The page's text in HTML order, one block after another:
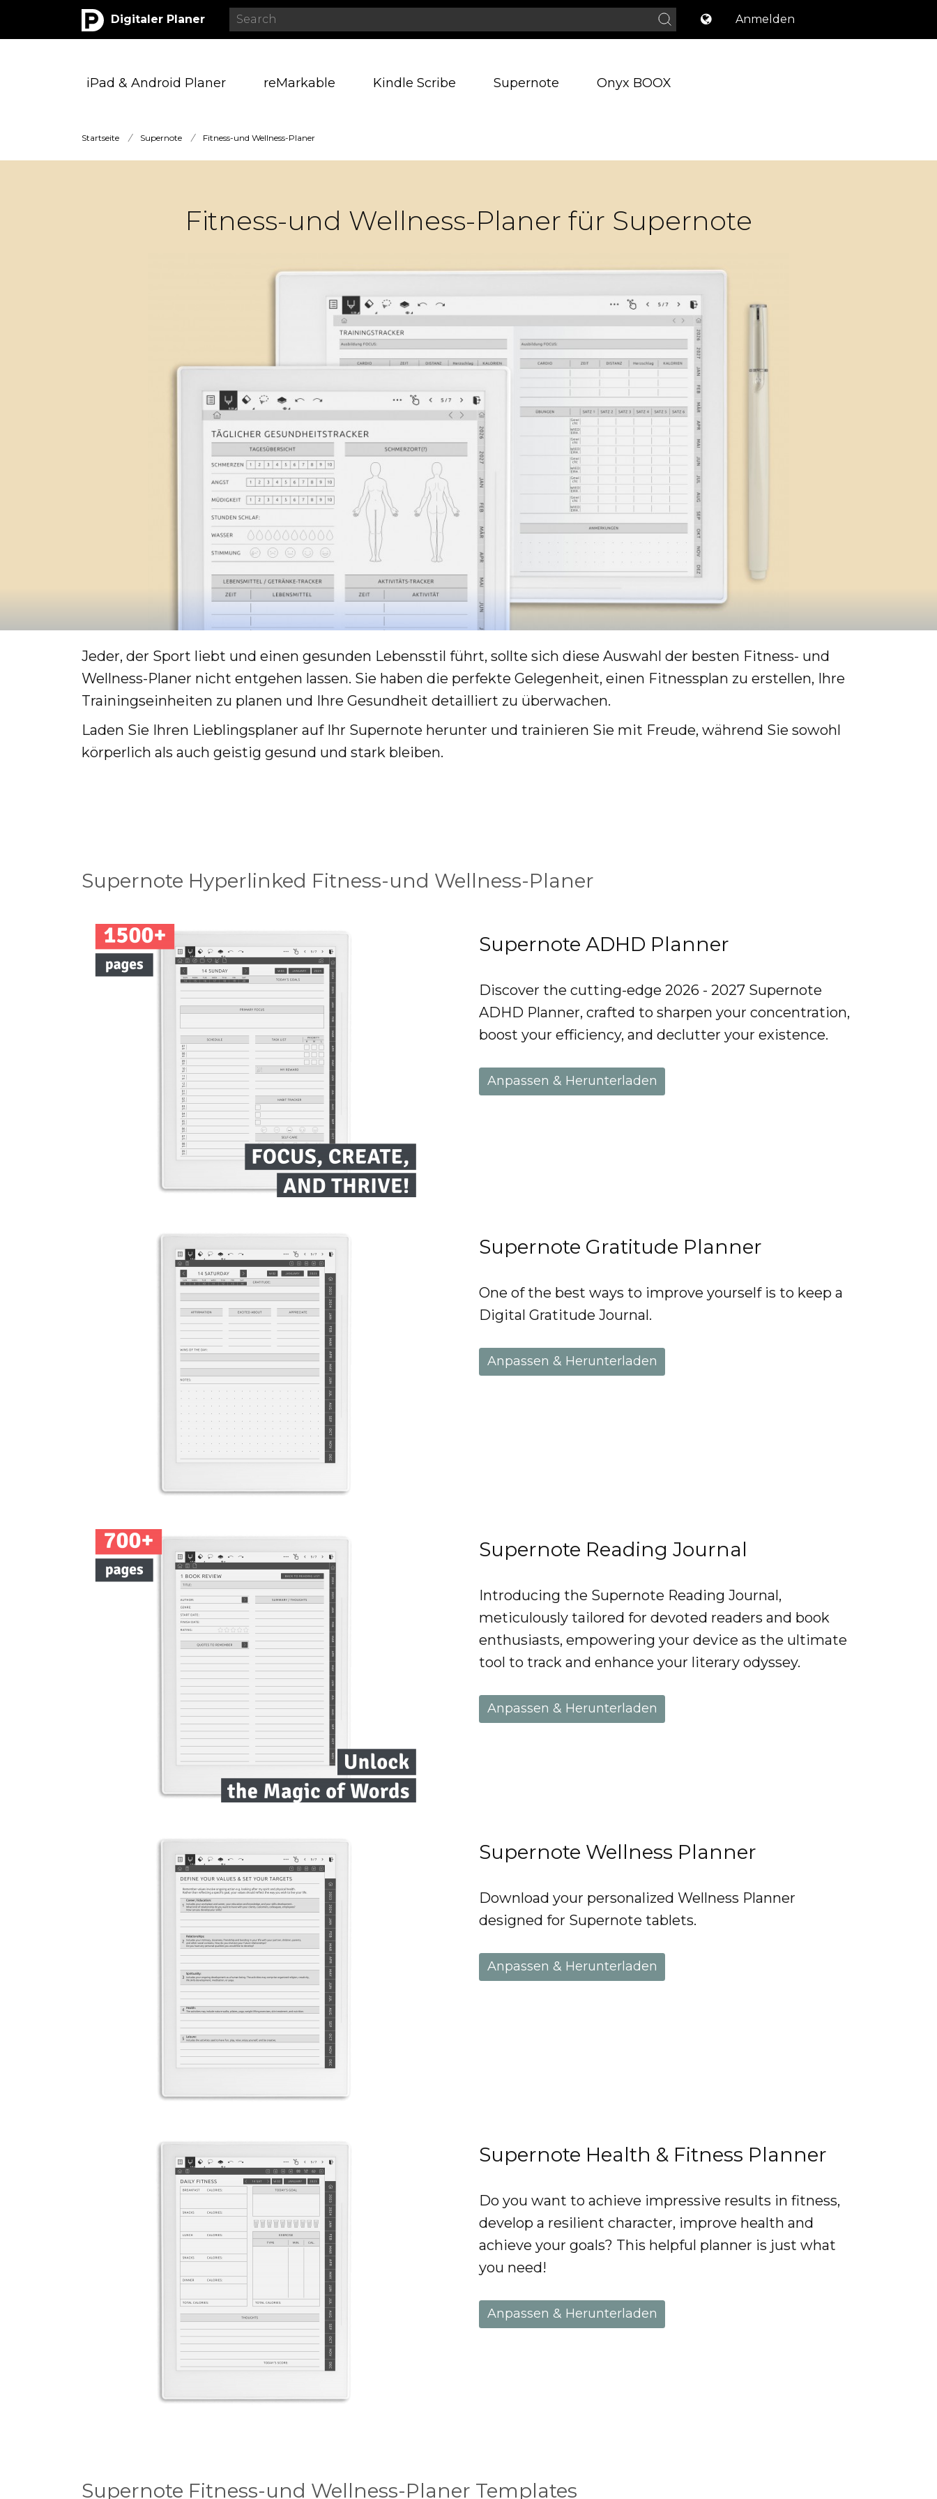
Digitaler Planer Anmelden
iPad & Android Planer reMarkable Kindle Scribe Supernote Onyx BOOX
Startseite / Supernote / Fitness-und Wellness-Planer
Fitness-und Wellness-Planer für Supernote
Jeder, der Sport liebt und einen gesunden Lebensstil führt, sollte sich diese Auswahl der besten Fitness- und
Wellness-Planer nicht entgehen lassen. Sie haben die perfekte Gelegenheit, einen Fitnessplan zu erstellen, Ihre
Trainingseinheiten zu planen und Ihre Gesundheit detailliert zu überwachen.
Laden Sie Ihren Lieblingsplaner auf Ihr Supernote herunter und trainieren Sie mit Freude, während Sie sowohl
körperlich als auch geistig gesund und stark bleiben.
Supernote Hyperlinked Fitness-und Wellness-Planer
Supernote ADHD Planner
Discover the cutting-edge 2026 - 2027 Supernote
ADHD Planner, crafted to sharpen your concentration,
boost your efficiency, and declutter your existence.
Anpassen & Herunterladen
Supernote Gratitude Planner
One of the best ways to improve yourself is to keep a
Digital Gratitude Journal.
Anpassen & Herunterladen
Supernote Reading Journal
Introducing the Supernote Reading Journal,
meticulously tailored for devoted readers and book
enthusiasts, empowering your device as the ultimate
tool to track and enhance your literary odyssey.
Anpassen & Herunterladen
Supernote Wellness Planner
Download your personalized Wellness Planner
designed for Supernote tablets.
Anpassen & Herunterladen
Supernote Health & Fitness Planner
Do you want to achieve impressive results in fitness,
develop a resilient character, improve health and
achieve your goals? This helpful planner is just what
you need!
Anpassen & Herunterladen
Supernote Fitness-und Wellness-Planer Templates